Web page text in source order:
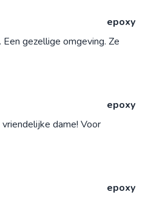
epoxy
gezellige omgeving. Ze
epoxy
dame! Voor
epoxy